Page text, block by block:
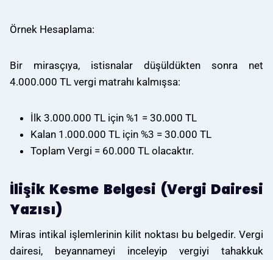
Örnek Hesaplama:
Bir mirasçıya, istisnalar düşüldükten sonra net
4.000.000 TL vergi matrahı kalmışsa:
İlk 3.000.000 TL için %1 = 30.000 TL
Kalan 1.000.000 TL için %3 = 30.000 TL
Toplam Vergi = 60.000 TL olacaktır.
İlişik Kesme Belgesi (Vergi Dairesi
Yazısı)
Miras intikal işlemlerinin kilit noktası bu belgedir. Vergi
dairesi, beyannameyi inceleyip vergiyi tahakkuk